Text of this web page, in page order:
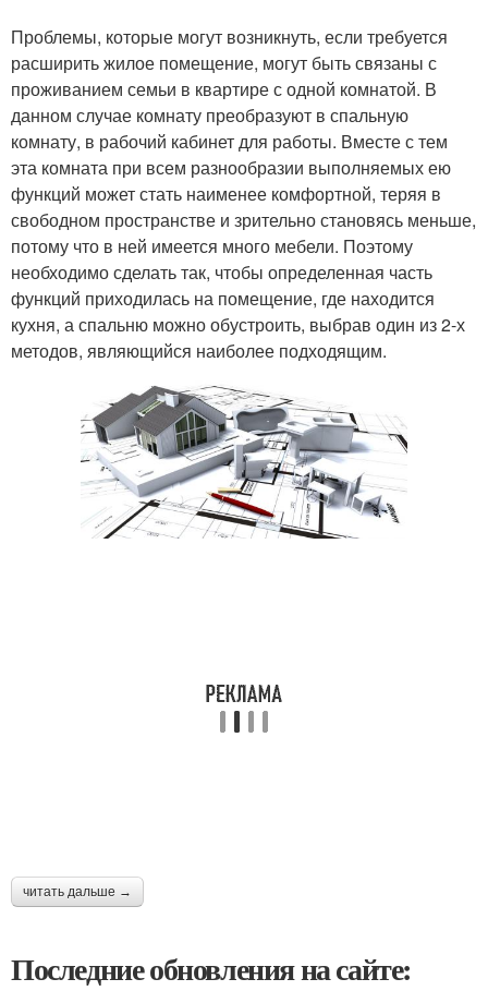
Проблемы, которые могут возникнуть, если требуется
расширить жилое помещение, могут быть связаны с
проживанием семьи в квартире с одной комнатой. В
данном случае комнату преобразуют в спальную
комнату, в рабочий кабинет для работы. Вместе с тем
эта комната при всем разнообразии выполняемых ею
функций может стать наименее комфортной, теряя в
свободном пространстве и зрительно становясь меньше,
потому что в ней имеется много мебели. Поэтому
необходимо сделать так, чтобы определенная часть
функций приходилась на помещение, где находится
кухня, а спальню можно обустроить, выбрав один из 2-х
методов, являющийся наиболее подходящим.
читать дальше →
Последние обновления на сайте: